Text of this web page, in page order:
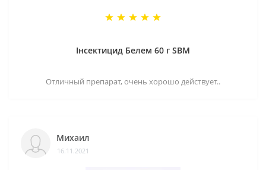
Інсектицид Белем 60 г SBM
Отличный препарат, очень хорошо действует..
Михаил
16.11.2021